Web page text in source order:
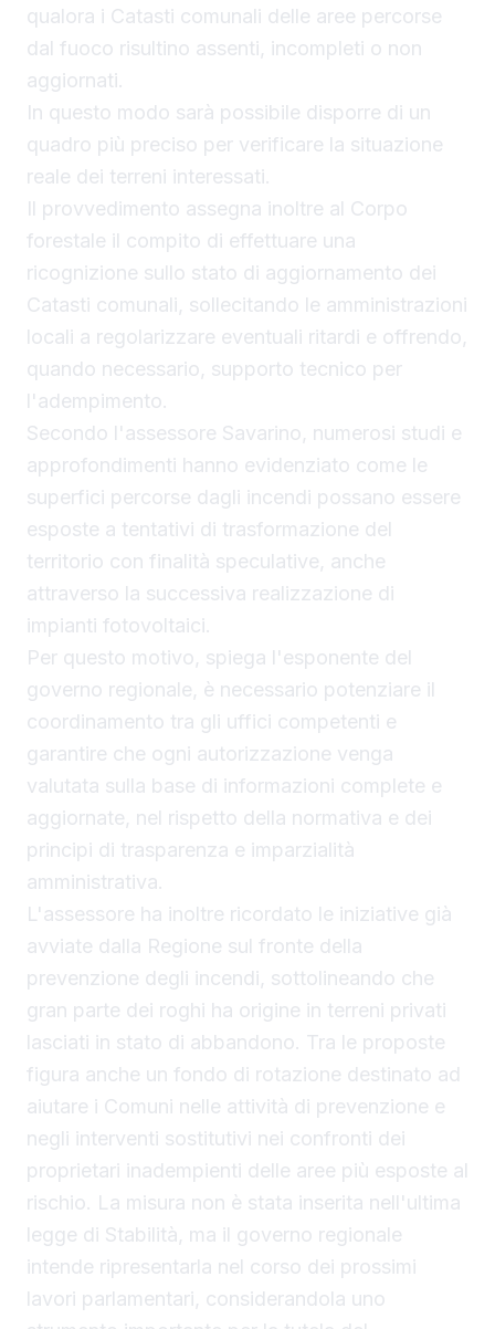
qualora i Catasti comunali delle aree percorse
dal fuoco risultino assenti, incompleti o non
aggiornati.
In questo modo sarà possibile disporre di un
quadro più preciso per verificare la situazione
reale dei terreni interessati.
Il provvedimento assegna inoltre al Corpo
forestale il compito di effettuare una
ricognizione sullo stato di aggiornamento dei
Catasti comunali, sollecitando le amministrazioni
locali a regolarizzare eventuali ritardi e offrendo,
quando necessario, supporto tecnico per
l'adempimento.
Secondo l'assessore Savarino, numerosi studi e
approfondimenti hanno evidenziato come le
superfici percorse dagli incendi possano essere
esposte a tentativi di trasformazione del
territorio con finalità speculative, anche
attraverso la successiva realizzazione di
impianti fotovoltaici.
Per questo motivo, spiega l'esponente del
governo regionale, è necessario potenziare il
coordinamento tra gli uffici competenti e
garantire che ogni autorizzazione venga
valutata sulla base di informazioni complete e
aggiornate, nel rispetto della normativa e dei
principi di trasparenza e imparzialità
amministrativa.
L'assessore ha inoltre ricordato le iniziative già
avviate dalla Regione sul fronte della
prevenzione degli incendi, sottolineando che
gran parte dei roghi ha origine in terreni privati
lasciati in stato di abbandono. Tra le proposte
figura anche un fondo di rotazione destinato ad
aiutare i Comuni nelle attività di prevenzione e
negli interventi sostitutivi nei confronti dei
proprietari inadempienti delle aree più esposte al
rischio. La misura non è stata inserita nell'ultima
legge di Stabilità, ma il governo regionale
intende ripresentarla nel corso dei prossimi
lavori parlamentari, considerandola uno